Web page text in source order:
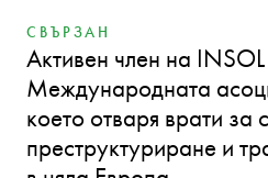
СВЪРЗАН
Активен член на
Международната
което отваря врати за
преструктуриране и